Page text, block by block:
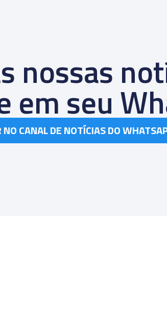
nossas
em seu
NO CANAL DE NOTÍCIAS DO